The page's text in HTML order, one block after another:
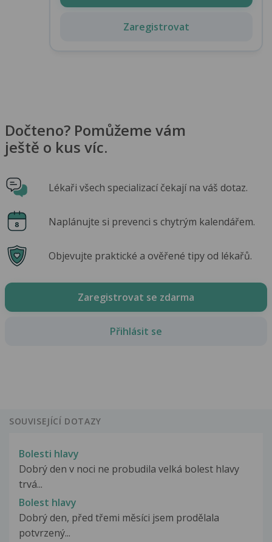
Zaregistrovat
Dočteno? Pomůžeme vám
ještě o kus víc.
Lékaři všech specializací čekají na váš dotaz.
Naplánujte si prevenci s chytrým kalendářem.
Objevujte praktické a ověřené tipy od lékařů.
Zaregistrovat se zdarma
Přihlásit se
SOUVISEJÍCÍ DOTAZY
Bolesti hlavy
Dobrý den v noci ne probudila velká bolest hlavy
trvá...
Bolest hlavy
Dobrý den, před třemi měsíci jsem prodělala
potvrzený...